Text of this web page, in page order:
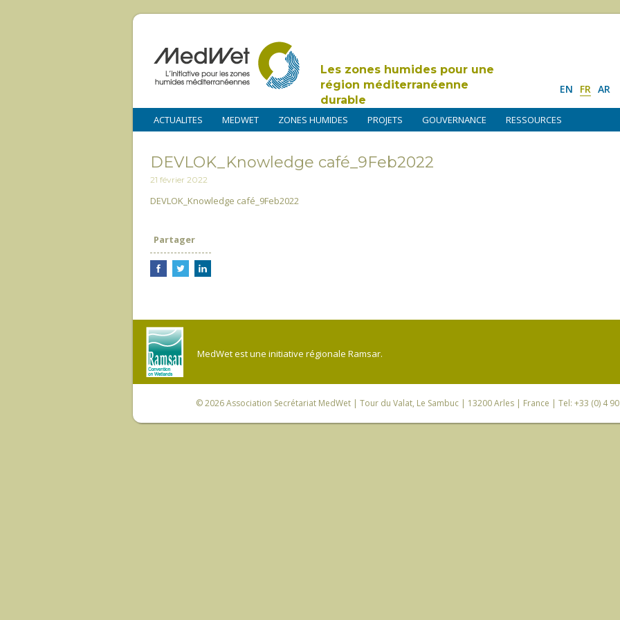
Les zones humides pour une
région méditerranéenne
durable
EN FR AR
ACTUALITES MEDWET ZONES HUMIDES PROJETS GOUVERNANCE RESSOURCES
DEVLOK_Knowledge café_9Feb2022
21 février 2022
DEVLOK_Knowledge café_9Feb2022
Partager
MedWet est une initiative régionale Ramsar.
© 2026Association Secrétariat MedWet | Tour du Valat, Le Sambuc | 13200 Arles | France | Tel: +33 (0) 4